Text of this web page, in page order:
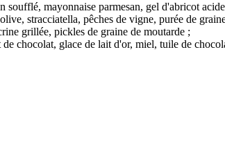
soufflé, mayonnaise parmesan, gel d'abricot
stracciatella, pêches de vigne, purée de
grillée, pickles de graine de moutarde ;
chocolat, glace de lait d'or, miel, tuile de